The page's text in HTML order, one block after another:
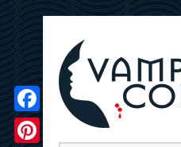
Facebook